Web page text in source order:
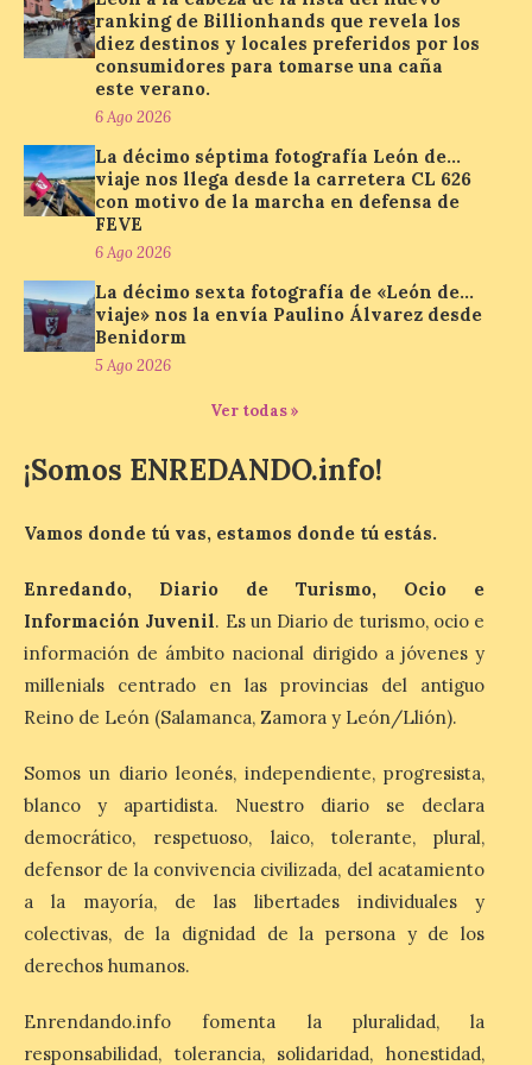
Mil y una iniciativas para
disfrutar del eclipse total
de Sol en Lleida
7 Ago 2026
Las comarcas del llano de
Segrià y Les Garrigues, se
convertirán el día 12 de
agosto en un mirador
privilegiado para observar este fenómeno
único. . El 12 de agosto, aproximadamente
a las 20.30 h, la Luna […]
Zamora recibe a la Banda
de Música tras sus
Kerkrade
La agrupación zamorana
ha logrado una Medalla de
Honor con Distinción, el
segundo puesto en la
clasificación general y la
interpretación en el World Music Contest
celebrado en Kerkrade. Más de la mitad
de […]
La Térmica Cultural y La
Fábrica de Luz. Museo de
la Energía de Ponferrada
publican su agenda para
ranking de Billionhands que revela los
diez destinos y locales preferidos por los
consumidores para tomarse una caña
este verano.
6 Ago 2026
La décimo séptima fotografía León de…
viaje nos llega desde la carretera CL 626
con motivo de la marcha en defensa de
FEVE
6 Ago 2026
La décimo sexta fotografía de «León de…
viaje» nos la envía Paulino Álvarez desde
Benidorm
5 Ago 2026
Ver todas »
¡Somos ENREDANDO.info!
Vamos donde tú vas, estamos donde tú estás.
Enredando, Diario de Turismo, Ocio e
Información Juvenil. Es un Diario de turismo, ocio e
información de ámbito nacional dirigido a jóvenes y
millenials centrado en las provincias del antiguo
Reino de León (Salamanca, Zamora y León/Llión).
Somos un diario leonés, independiente, progresista,
blanco y apartidista. Nuestro diario se declara
democrático, respetuoso, laico, tolerante, plural,
defensor de la convivencia civilizada, del acatamiento
a la mayoría, de las libertades individuales y
colectivas, de la dignidad de la persona y de los
derechos humanos.
Enrendando.info fomenta la pluralidad, la
responsabilidad, tolerancia, solidaridad, honestidad,